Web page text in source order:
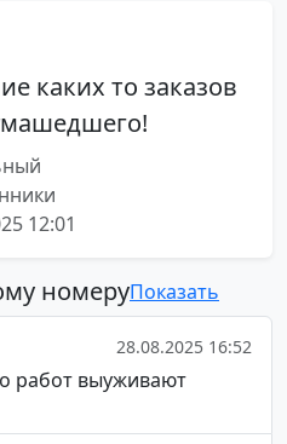
каких то заказов
12:01
номеруПоказать
28.08.2025 16:52
работ выуживают